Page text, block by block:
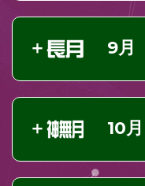
9月
10月